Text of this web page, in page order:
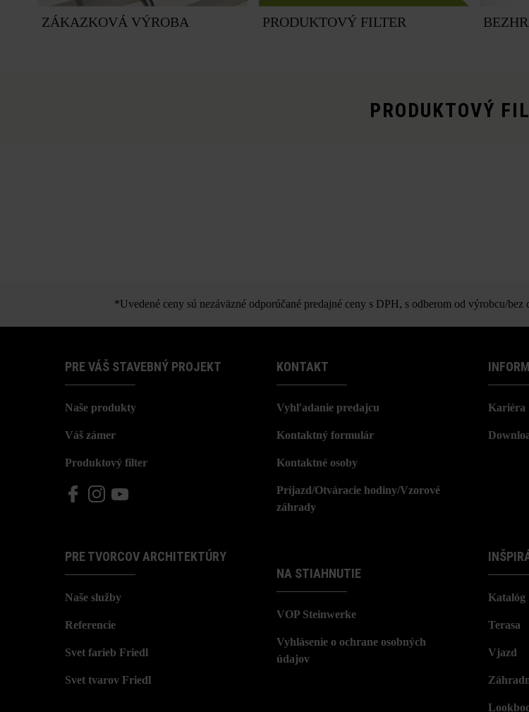
ZÁKAZKOVÁ VÝROBA PRODUKTOVÝ FILTER
PRODUKTOVÝ
*Uvedené ceny sú nezáväzné odporúčané predajné ceny s DPH, s odberom od výrobcu/
PRE VÁŠ STAVEBNÝ PROJEKT
Naše produkty
Váš zámer
Produktový filter
PRE TVORCOV ARCHITEKTÚRY
Naše služby
Referencie
Svet farieb Friedl
Svet tvarov Friedl
KONTAKT
Vyhľadanie predajcu
Kontaktný formulár
Kontaktné osoby
Príjazd/Otváracie hodiny/Vzorové
záhrady
NA STIAHNUTIE
VOP Steinwerke
Vyhlásenie o ochrane osobných
údajov
Kariéra
Katalóg
Terasa
Vjazd